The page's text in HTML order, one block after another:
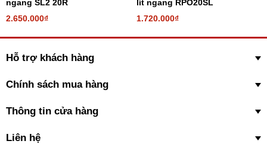
ngang SL2 20R
2.650.000₫
lít ngang RPO20SL
1.720.000₫
Hỗ trợ khách hàng
Chính sách mua hàng
Thông tin cửa hàng
Liên hệ